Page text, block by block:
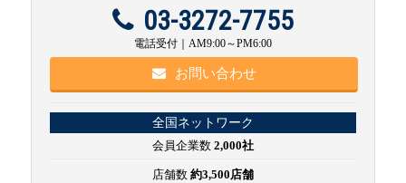
03-3272-7755
電話受付｜AM9:00～PM6:00
お問い合わせ
全国ネットワーク
会員企業数 2,000社
店舗数 約3,500店舗